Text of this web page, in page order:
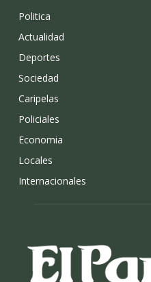
Politica
Actualidad
Deportes
Sociedad
Caripelas
Policiales
Economia
Locales
Internacionales